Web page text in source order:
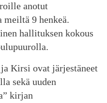
anotut
9 henkeä.
hallituksen kokous
Kirsi ovat järjestäneet
sekä uuden
kirjan